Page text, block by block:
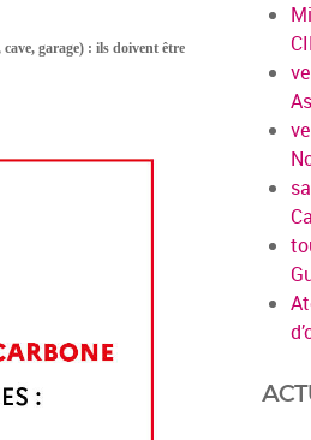
garage) : ils doivent être